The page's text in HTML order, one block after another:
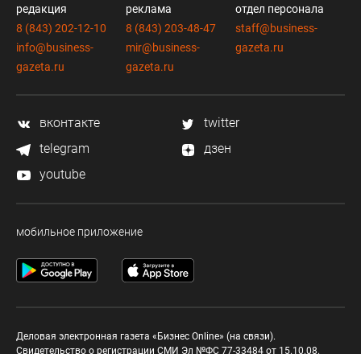
редакция
8 (843) 202-12-10
info@business-
gazeta.ru
реклама
8 (843) 203-48-47
mir@business-
gazeta.ru
отдел персонала
staff@business-
gazeta.ru
вконтакте
twitter
telegram
дзен
youtube
мобильное приложение
Деловая электронная газета «Бизнес Online» (на связи).
Свидетельство о регистрации СМИ Эл №ФС 77-33484 от 15.10.08.